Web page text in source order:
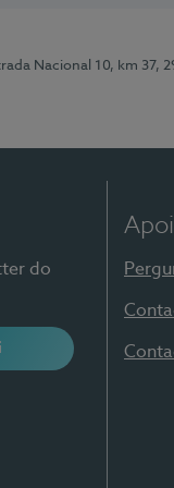
Nacional 10, km 37,
do